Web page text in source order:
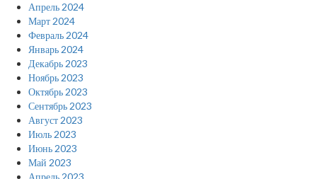
Апрель 2024
Март 2024
Февраль 2024
Январь 2024
Декабрь 2023
Ноябрь 2023
Октябрь 2023
Сентябрь 2023
Август 2023
Июль 2023
Июнь 2023
Май 2023